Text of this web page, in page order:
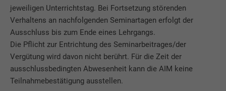
jeweiligen Unterrichtstag. Bei Fortsetzung störenden
Verhaltens an nachfolgenden Seminartagen erfolgt der
Ausschluss bis zum Ende eines Lehrgangs.
Die Pflicht zur Entrichtung des Seminarbeitrages/der
Vergütung wird davon nicht berührt. Für die Zeit der
ausschlussbedingten Abwesenheit kann die AIM keine
Teilnahmebestätigung ausstellen.